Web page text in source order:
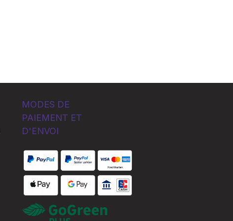
MODES DE
PAIEMENT ET
D'ENVOI
Custom image 1